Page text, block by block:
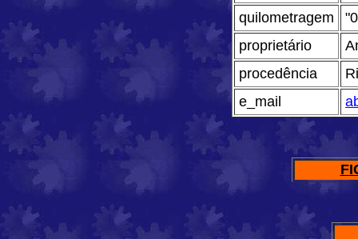
quilometragem
proprietário
procedência
e_mail